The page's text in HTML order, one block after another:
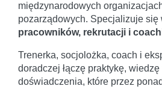
międzynarodowych
pozarządowych. Specjalizuje się
pracowników, rekrutacji i
Trenerka, socjolożka, coach i
doradczej łączę praktykę,
doświadczenia, które przez